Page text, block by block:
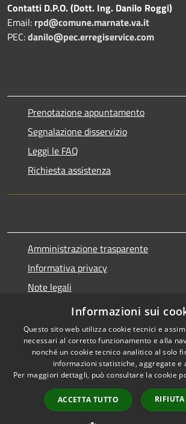
Contatti D.P.O. (Dott. Ing. Danilo Roggi)
Email: rpd@comune.marnate.va.it
PEC:danilo@pec.erregiservice.com
Prenotazione appuntamento
Segnalazione disservizio
Leggi le FAQ
Richiesta assistenza
Amministrazione trasparente
Informativa privacy
Note legali
Dichiarazione di accessibilità
Accessibilità
Copyright
Informazioni sui
Questo sito web utilizza cookie tecnici e
necessari al corretto funzionamento e alla
nonché un cookie tecnico analitico al solo
informazioni statistiche, aggregate e
Per maggiori dettagli, può consultare la cookie
ACCETTA TUTTO